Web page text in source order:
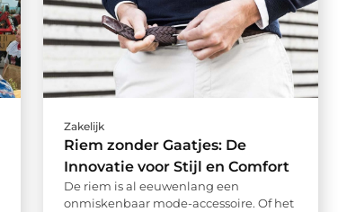
Zakelijk
Riem zonder Gaatjes: De
Innovatie voor Stijl en Comfort
De riem is al eeuwenlang een
onmiskenbaar mode-accessoire. Of het